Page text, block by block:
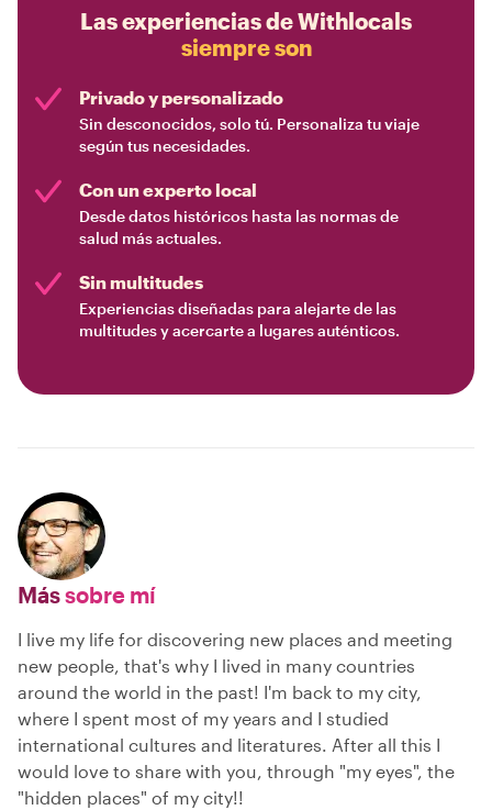
Las experiencias de Withlocals
siempre son
Privado y personalizado
Sin desconocidos, solo tú. Personaliza tu viaje
según tus necesidades.
Con un experto local
Desde datos históricos hasta las normas de
salud más actuales.
Sin multitudes
Experiencias diseñadas para alejarte de las
multitudes y acercarte a lugares auténticos.
Mássobre mí
I live my life for discovering new places and meeting
new people, that's why I lived in many countries
around the world in the past! I'm back to my city,
where I spent most of my years and I studied
international cultures and literatures. After all this I
would love to share with you, through "my eyes", the
"hidden places" of my city!!